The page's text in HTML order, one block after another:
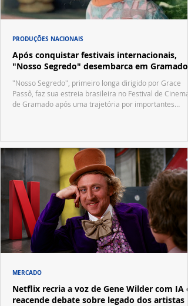
Após conquistar festivais internacionais,
"Nosso Segredo" desembarca em Gramado
"Nosso Segredo", primeiro longa dirigido por Grace
Passô, faz sua estreia brasileira no Festival de Cinema
de Gramado após uma trajetória por importantes
PRODUÇÕES NACIONAIS
Netflix recria a voz de Gene Wilder com IA e
reacende debate sobre legado dos artistas
MERCADO